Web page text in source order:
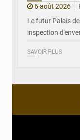
6 août 2026
Le futur Palais
inspection
SAVOIR PLUS